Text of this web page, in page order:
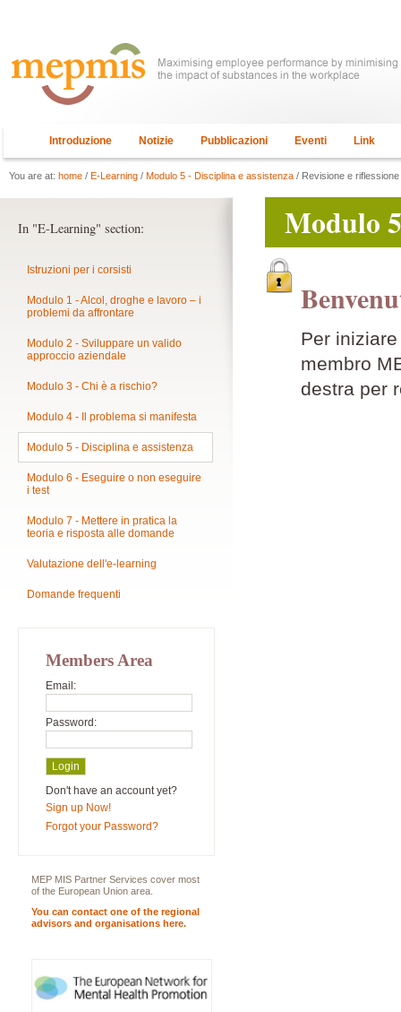
Introduzione Notizie Pubblicazioni Eventi Link
You are at: home / E-Learning / Modulo 5 - Disciplina e assistenza / Revisione e riflessione
Modulo
Per
membro
destra per
In "E-Learning" section:
Istruzioni per i corsisti
Modulo 1 - Alcol, droghe e lavoro – i
problemi da affrontare
Modulo 2 - Sviluppare un valido
approccio aziendale
Modulo 3 - Chi è a rischio?
Modulo 4 - Il problema si manifesta
Modulo 5 - Disciplina e assistenza
Modulo 6 - Eseguire o non eseguire
i test
Modulo 7 - Mettere in pratica la
teoria e risposta alle domande
Valutazione dell'e-learning
Domande frequenti
Members Area
Email:
Password:
Don't have an account yet?
Sign up Now!
Forgot your Password?
MEP MIS Partner Services cover most
of the European Union area.
You can contact one of the regional
advisors and organisations here.